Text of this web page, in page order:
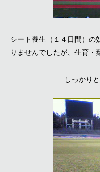
シート養生（１４日間）の
りませんでしたが、生育・
しっかり